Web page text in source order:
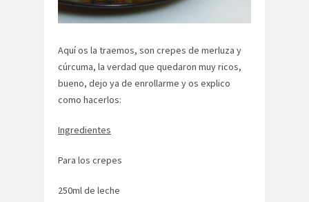
Aquí os la traemos, son crepes de merluza y
cúrcuma, la verdad que quedaron muy ricos,
bueno, dejo ya de enrollarme y os explico
como hacerlos:
Ingredientes
Para los crepes
250ml de leche